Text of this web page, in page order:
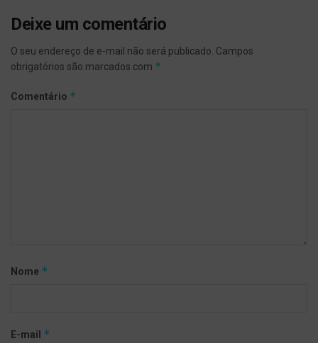
Deixe um comentário
O seu endereço de e-mail não será publicado. Campos
obrigatórios são marcados com *
Comentário *
Nome *
E-mail *